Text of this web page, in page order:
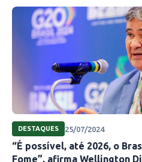
DESTAQUES 25/07/2024
“É possível, até 2026, o
Fome”, afirma Wellington